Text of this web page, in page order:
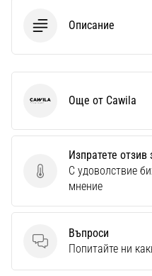
Описание
Изпратете отзив за
Изпратете отзив
С удоволствие
мнение
Въпроси
Въпроси
Попитайте ни
Cawila Още от Cawila